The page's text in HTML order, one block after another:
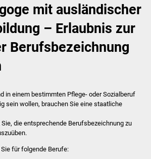
Veröffentlichungen
Ortsrecht
Wahlen
Stadtinfo
mit ausländischer
– Erlaubnis zur
Berufsbezeichnung
in einem bestimmten Pflege- oder Sozialberuf
sein wollen, brauchen Sie eine staatliche
die entsprechende Berufsbezeichnung zu
für folgende Berufe: